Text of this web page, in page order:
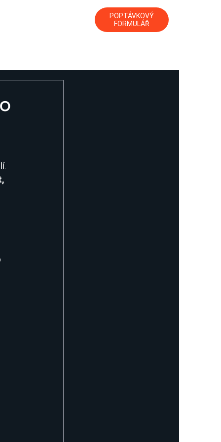
POPTÁVKOVÝ
FORMULÁŘ